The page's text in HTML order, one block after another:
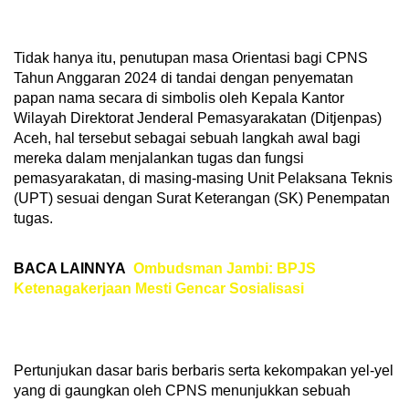
Tidak hanya itu, penutupan masa Orientasi bagi CPNS
Tahun Anggaran 2024 di tandai dengan penyematan
papan nama secara di simbolis oleh Kepala Kantor
Wilayah Direktorat Jenderal Pemasyarakatan (Ditjenpas)
Aceh, hal tersebut sebagai sebuah langkah awal bagi
mereka dalam menjalankan tugas dan fungsi
pemasyarakatan, di masing-masing Unit Pelaksana Teknis
(UPT) sesuai dengan Surat Keterangan (SK) Penempatan
tugas.
BACA LAINNYA Ombudsman Jambi: BPJS
Ketenagakerjaan Mesti Gencar Sosialisasi
Pertunjukan dasar baris berbaris serta kekompakan yel-yel
yang di gaungkan oleh CPNS menunjukkan sebuah